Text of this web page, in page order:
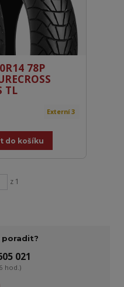
78P
TL
Externí 3
do košíku
z 1
021
hod.)